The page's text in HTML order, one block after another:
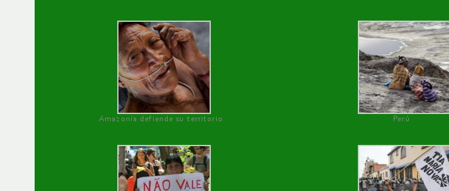
Amazonía defiende su territorio Perú